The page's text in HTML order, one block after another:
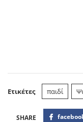
Ετικέτες παιδί